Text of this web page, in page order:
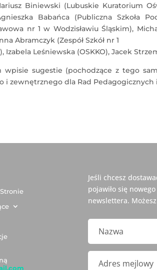
Biniewski (Lubuskie Kuratorium
Babańca (Publiczna Szkoła
nr 1 w Wodzisławiu Śląskim),
Abramczyk (Zespół Szkół nr 1
Izabela Leśniewska (OSKKO), Jacek
wpisie sugestie (pochodzące z tego
i zewnętrznego dla Rad
Jeśli chcesz
pojawiło się
newslettera.